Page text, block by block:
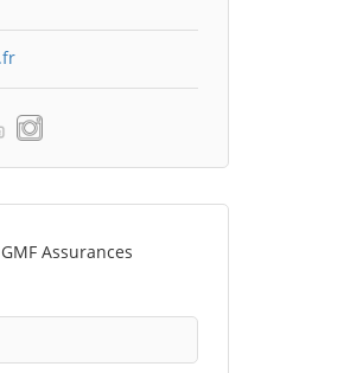
Assurances